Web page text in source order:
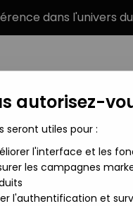
dans l'univers
MARQUES
Golden
autorisez-
seront utiles pour :
l'interface et les
les campagnes
l'authentification et